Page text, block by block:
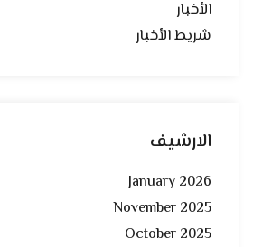
الأخبار
شريط الأخبار
الارشيف
January 2026
November 2025
October 2025